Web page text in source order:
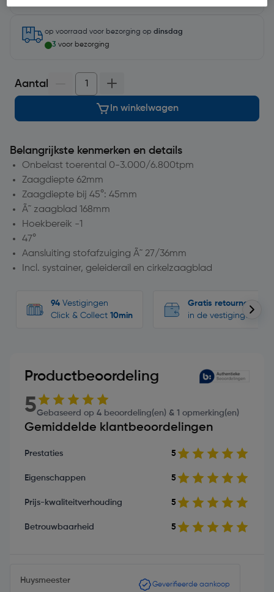
op voorraad voor bezorging op dinsdag
3 voor bezorging
Aantal
In winkelwagen
Belangrijkste kenmerken en details
Onbelast toerental 0-3.000/6.800tpm
Zaagdiepte 62mm
Zaagdiepte bij 45°: 45mm
Ã˜ zaagblad 168mm
Hoekbereik -1
47°
Aansluiting stofafzuiging Ã˜ 27/36mm
Incl. systainer, geleiderail en cirkelzaagblad
94 Vestigingen
Click & Collect 10min
Gratis retourneren
in de vestigingen
Productbeoordeling
5Gebaseerd op 4 beoordeling(en) & 1 opmerking(en)
Gemiddelde klantbeoordelingen
Prestaties 5
Eigenschappen 5
Prijs-kwaliteitverhouding 5
Betrouwbaarheid 5
Huysmeester Geverifieerde aankoop